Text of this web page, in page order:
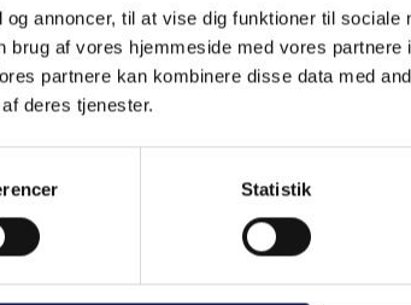
annoncer, til at vise dig funktioner til sociale
af vores hjemmeside med vores partnere
partnere kan kombinere disse data med
deres tjenester.
Statistik
Salg